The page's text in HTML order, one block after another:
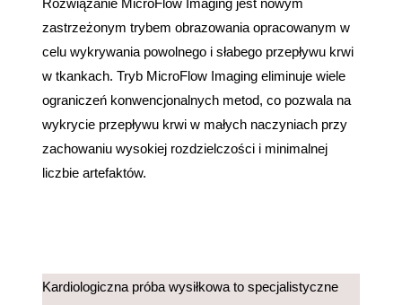
Rozwiązanie MicroFlow Imaging jest nowym
zastrzeżonym trybem obrazowania opracowanym w
celu wykrywania powolnego i słabego przepływu krwi
w tkankach. Tryb MicroFlow Imaging eliminuje wiele
ograniczeń konwencjonalnych metod, co pozwala na
wykrycie przepływu krwi w małych naczyniach przy
zachowaniu wysokiej rozdzielczości i minimalnej
liczbie artefaktów.
Kardiologiczna próba wysiłkowa to specjalistyczne